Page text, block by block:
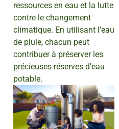
ressources en eau et la lutte
contre le changement
climatique. En utilisant l’eau
de pluie, chacun peut
contribuer à préserver les
précieuses réserves d’eau
potable.